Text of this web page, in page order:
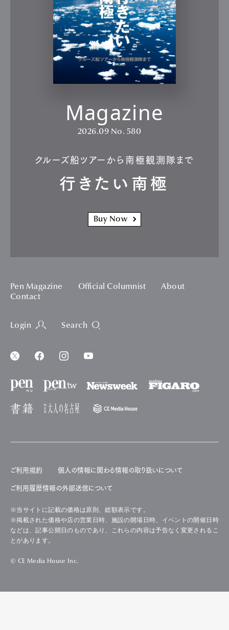
Magazine
2026.09 No. 580
クルーズ船ツアーから南極観測隊まで
行きたい南極
Buy Now
Pen Magazine Official Columnist
About
Contact
Login Search
ご利用規約 個人の情報に関わる情報の取り扱いについて
ご利用履歴情報の外部送信について
※当サイトに記載の価格は原則、総額表示です。
※掲載された価格や店の営業日時、施設の開場日時、イベントの開催日時
などは、記事公開日のものであり、これらの内容は予告なく変更されるこ
とがあります。
© CE Media House Inc.